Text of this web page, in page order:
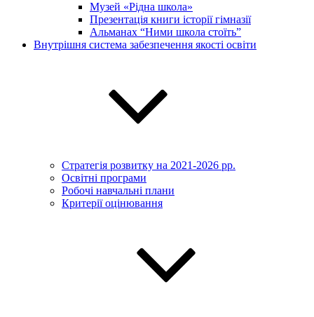
Музей «Рідна школа»
Презентація книги історії гімназії
Альманах “Ними школа стоїть”
Внутрішня система забезпечення якості освіти
Стратегія розвитку на 2021-2026 рр.
Освітні програми
Робочі навчальні плани
Критерії оцінювання